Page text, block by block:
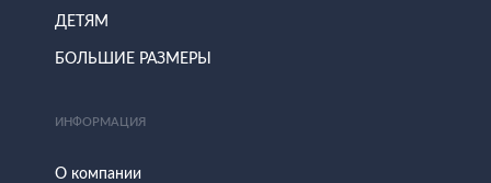
ДЕТЯМ
БОЛЬШИЕ РАЗМЕРЫ
ИНФОРМАЦИЯ
О компании